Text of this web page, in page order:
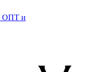
ОПТ и